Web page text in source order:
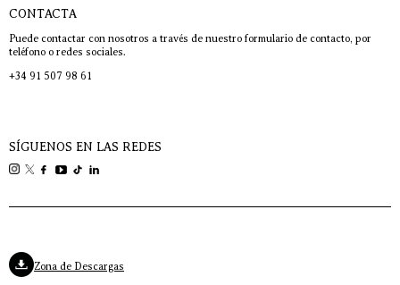
CONTACTA
Puede contactar con nosotros a través de nuestro formulario de contacto, por
teléfono o redes sociales.
+34 91 507 98 61
SÍGUENOS EN LAS REDES
Zona de Descargas